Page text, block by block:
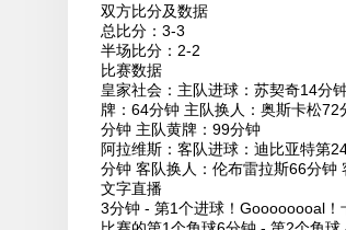
双方比分及数据
总比分：3-3
半场比分：2-2
比赛数据
皇家社会：主队进球：苏契奇14分
牌：64分钟 主队换人：奥斯卡松
分钟 主队黄牌：99分钟
阿拉维斯：客队进球：迪比亚特第
分钟 客队换人：伦布雷拉斯66分钟
文字直播
3分钟 - 第1个进球！Goooooooal